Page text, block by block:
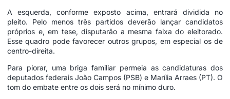
A esquerda, conforme exposto acima, entrará dividida no
pleito. Pelo menos três partidos deverão lançar candidatos
próprios e, em tese, disputarão a mesma faixa do eleitorado.
Esse quadro pode favorecer outros grupos, em especial os de
centro-direita.
Para piorar, uma briga familiar permeia as candidaturas dos
deputados federais João Campos (PSB) e Marília Arraes (PT). O
tom do embate entre os dois será no mínimo duro.